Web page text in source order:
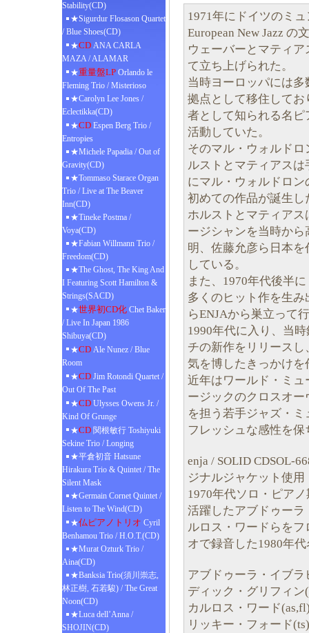
Stability(CD)
★Sigurdur Flosason Quartet
/ Blue Shoes(CD)
★CD ANA CARLA
MAZA / ALAMAR
★重量盤LP Orlando le
Fleming Trio / Misterioso
★Carolyn Lee Jones /
Eclectikka(CD)
★CD Espen Berg Trio /
Entropies
★Michele Papadia / Out of
Gravity(CD)
★Tommaso Starace Organ
Trio / Live at The Beaver
Inn(CD)
★Tineke Postma /
Voya(CD)
★Fabian Willmann Trio /
Freedom(CD)
★The Ghost, The King And
I Featuring Scott Hamilton &
Strings(SACD)
★世界初CD化 Chet Baker
/ Live In Japan 1986
Shibuya(CD)
★CD Ale Nunez / Blue
Room
★CD Jim Rotondi Quartet /
Out Of The Past
★CD Ulysses Owens Jr. /
Kind Of Grunge
★CD 関根敏行 Toshiyuki
Sekine Trio / Longing
★平倉初音 Hatsune
Hirakura Trio & Quintet / The
Silent Mask
★Germain Cornet Quintet /
Listen to The Wind(CD)
★仏ピアノトリオ Cyril
Benhamou Trio / H.O.T.(CD)
★Murat Ozturk Trio /
Aina(CD)
★Banksia Trio(須川崇志,
林正樹, 石若駿) / The Great
Noon(CD)
★Luca dell’Anna /
SHOJIN(CD)
1971年にドイツのミ
European New Jazz
ウェーバーとマティ
て立ち上げられた。
当時ヨーロッパには
拠点として移住して
者として知られる名
活動していた。
そのマル・ウォルド
ルストとマティアス
にマル・ウォルドロ
初めての作品が誕生し
ホルストとマティア
ージシャンを当時か
明、佐藤允彦ら日本
している。
また、1970年代後半
多くのヒット作を生
らENJAから巣立って
1990年代に入り、当
チの新作をリリース
気を博したきっかけを
近年はワールド・ミ
ージックのクロスオ
を担う若手ジャズ・
フレッシュな感性を
enja / SOLID CDSOL-
ジナルジャケット使用
1970年代ソロ・ピア
活躍したアブドゥー
ルロス・ワードらを
オで録音した1980年
アブドゥーラ・イブラ
ディック・グリフィン
カルロス・ワード
リッキー・フォード(ts)